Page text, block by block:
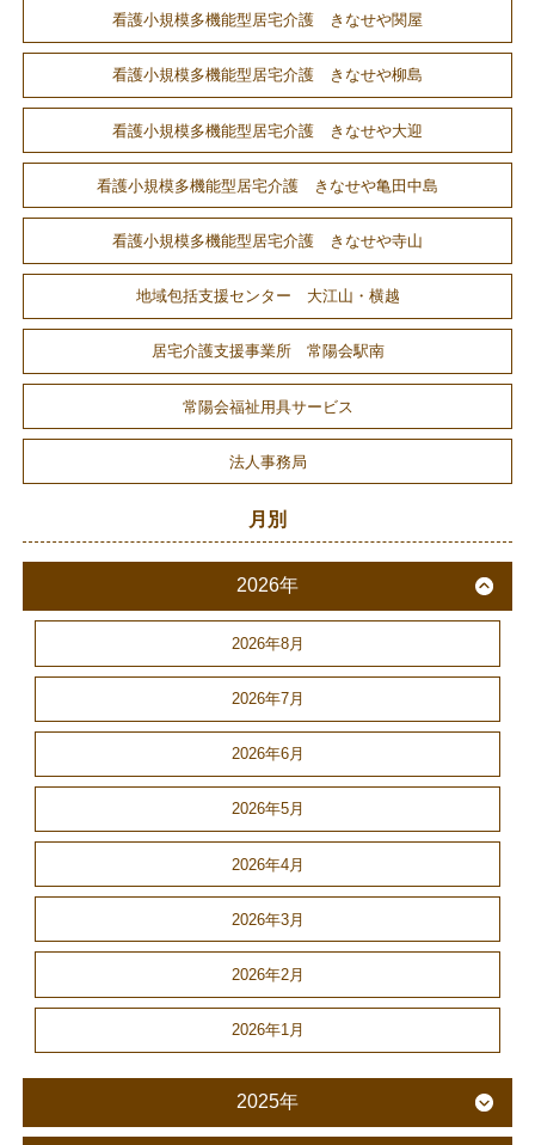
看護小規模多機能型居宅介護 きなせや関屋
看護小規模多機能型居宅介護 きなせや柳島
看護小規模多機能型居宅介護 きなせや大迎
看護小規模多機能型居宅介護 きなせや亀田中島
看護小規模多機能型居宅介護 きなせや寺山
地域包括支援センター 大江山・横越
居宅介護支援事業所 常陽会駅南
常陽会福祉用具サービス
法人事務局
月別
2026年
2026年8月
2026年7月
2026年6月
2026年5月
2026年4月
2026年3月
2026年2月
2026年1月
2025年